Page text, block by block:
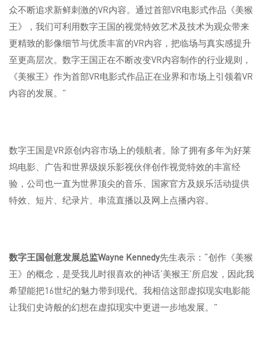
众不断追求新鲜刺激的VR内容。通过首部VR电影式作品《美猴
王》，我们可利用数字王国的视觉特效艺术及技术为观众带来
更精致的影像细节与优质丰富的VR内容，把临场与真实感提升
至更高层次。数字王国正在不断改变VR内容制作的行业规则，
《美猴王》作为首部VR电影式作品正在业界和市场上引领着VR
内容的发展。”
数字王国是VR原创内容市场上的领航者。除了拥有多年为好莱
坞电影、广告和世界级娱乐影视伙伴创作视觉特效的丰富经
验，公司也一直为世界顶尖的音乐、国家官方及娱乐活动提供
特效、短片、纪录片、串流直播以及网上点播内容。
数字王国创意发展总监Wayne Kennedy先生表示：“创作《美猴
王》的概念，是受我儿时很喜欢的神话‘美猴王’所启发，因此我
希望能把16世纪的魅力带到现代。我相信这部虚拟现实电影能
让我们史诗般的幻想在虚拟现实中更进一步地发展。”